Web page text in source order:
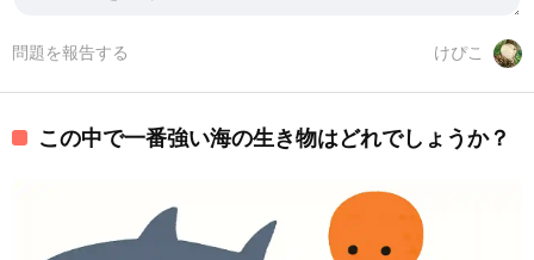
けぴこ
問題を報告する
この中で一番強い海の生き物はどれでしょうか？